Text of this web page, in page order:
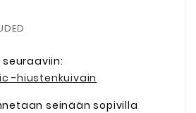
seuraaviin:
-hiustenkuivain
seinään sopivilla